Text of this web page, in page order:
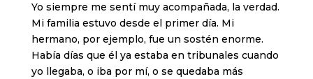
Yo siempre me sentí muy acompañada, la verdad.
Mi familia estuvo desde el primer día. Mi
hermano, por ejemplo, fue un sostén enorme.
Había días que él ya estaba en tribunales cuando
yo llegaba, o iba por mí, o se quedaba más